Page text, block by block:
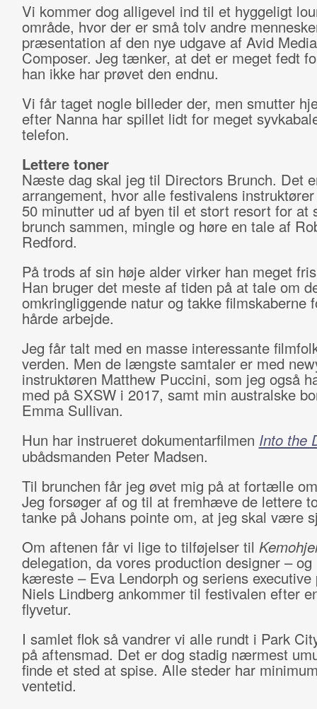
Vi kommer dog alligevel ind til et hyggeligt
område, hvor der er små tolv andre
præsentation af den nye udgave af Avid Media
Composer. Jeg tænker, at det er meget fedt
han ikke har prøvet den endnu.
Vi får taget nogle billeder der, men smutter
efter Nanna har spillet lidt for meget
telefon.
Lettere toner
Næste dag skal jeg til Directors Brunch. Det
arrangement, hvor alle festivalens
50 minutter ud af byen til et stort resort for at
brunch sammen, mingle og høre en tale af
Redford.
På trods af sin høje alder virker han meget
Han bruger det meste af tiden på at tale om
omkringliggende natur og takke filmskaberne
hårde arbejde.
Jeg får talt med en masse interessante
verden. Men de længste samtaler er med
instruktøren Matthew Puccini, som jeg også
med på SXSW i 2017, samt min australske
Emma Sullivan.
Hun har instrueret dokumentarfilmen Into the
ubådsmanden Peter Madsen.
Til brunchen får jeg øvet mig på at fortælle
Jeg forsøger af og til at fremhæve de lettere
tanke på Johans pointe om, at jeg skal være
Om aftenen får vi lige to tilføjelser til
delegation, da vores production designer – og
kæreste – Eva Lendorph og seriens executive
Niels Lindberg ankommer til festivalen efter
flyvetur.
I samlet flok så vandrer vi alle rundt i Park
på aftensmad. Det er dog stadig nærmest
finde et sted at spise. Alle steder har
ventetid.